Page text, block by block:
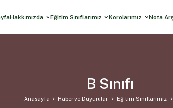
Hakkımızda Eğitim Sınıflarımız Korolarımız Nota
B Sınıfı
Anasayfa Haber ve Duyurular Eğitim Sınıflarımız